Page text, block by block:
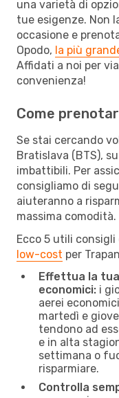
una varietà di
tue esigenze. Non
occasione e
Opodo, la più
Affidati a noi per
convenienza!
Come
Se stai cercando
Bratislava (BTS),
imbattibili. Per
consigliamo di
aiuteranno a
massima comodità.
Ecco 5 utili
low-cost per
Effettua la
economici: i
aerei
martedì e
tendono ad
e in alta
settimana o
risparmiare.
Controlla